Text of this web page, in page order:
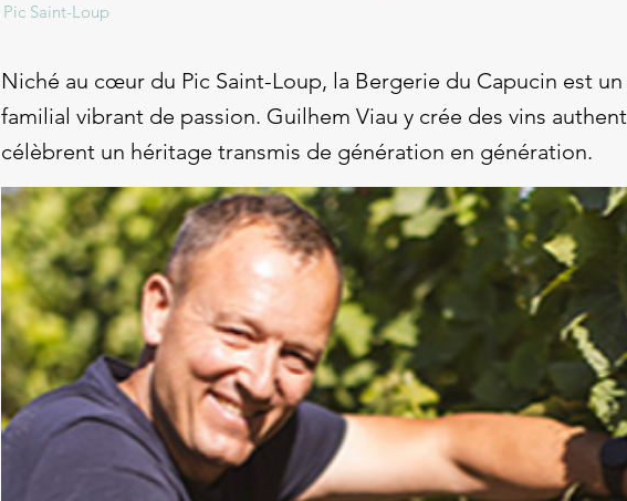
Pic Saint-Loup
Niché au cœur du Pic Saint-Loup, la Bergerie du Capucin est
familial vibrant de passion. Guilhem Viau y crée des vins
célèbrent un héritage transmis de génération en génération.